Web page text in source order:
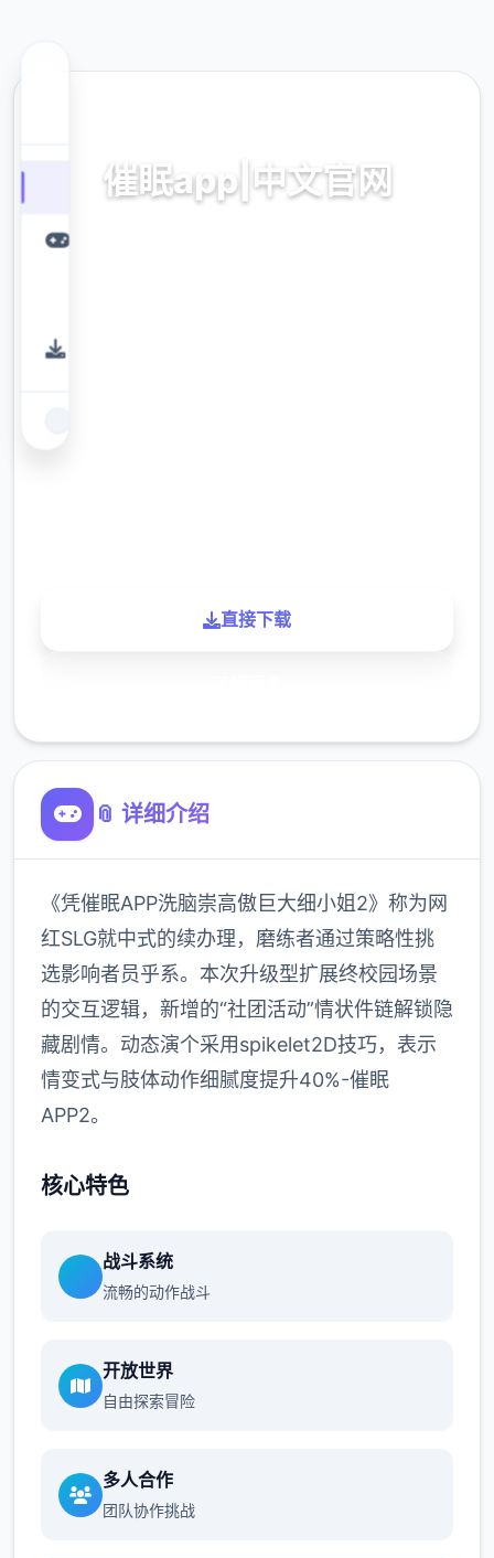
催眠app|中文官网
直接下载
📎 详细介绍
《凭催眠APP洗脑崇高傲巨大细小姐2》称为网
红SLG就中式的续办理，磨练者通过策略性挑
选影响者员乎系。本次升级型扩展终校园场景
的交互逻辑，新增的“社团活动”情状件链解锁隐
藏剧情。动态演个采用spikelet2D技巧，表示
情变式与肢体动作细腻度提升40%-催眠
APP2。
核心特色
战斗系统
流畅的动作战斗
开放世界
自由探索冒险
多人合作
团队协作挑战